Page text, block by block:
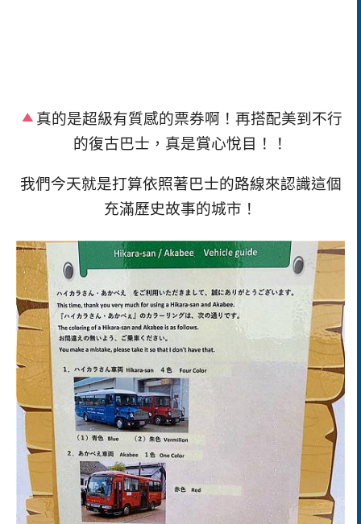
真的是超級有質感的票券啊！再搭配美到不行
的復古巴士，真是賞心悅目！！
我們今天就是打算依照著巴士的路線來認識這個
充滿歷史故事的城市！